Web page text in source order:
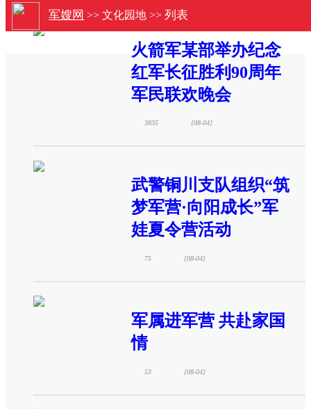
军嫂网 >>文化园地>>列表
火箭军某部举办纪念
红军长征胜利90周年
军民联欢晚会
3835 [08-04]
武警铜川支队组织“筑
梦军营·向阳成长”军
娃夏令营活动
75 [08-04]
军属进军营 共赴家国
情
53 [08-04]